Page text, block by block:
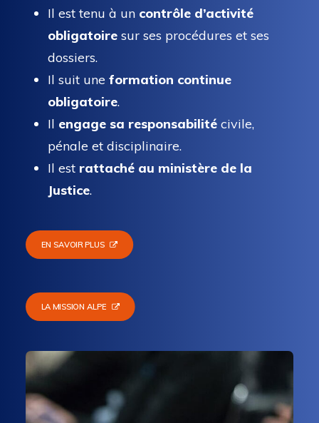
Il est tenu à un contrôle d’activité
obligatoire sur ses procédures et ses
dossiers.
Il suit une formation continue
obligatoire.
Il engage sa responsabilité civile,
pénale et disciplinaire.
Il est rattaché au ministère de la
Justice.
EN SAVOIR PLUS
LA MISSION ALPE